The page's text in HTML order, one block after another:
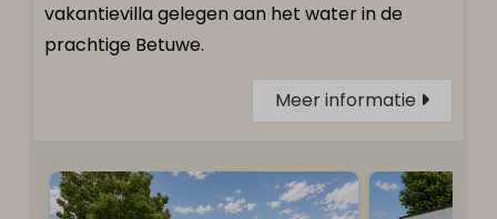
vakantievilla gelegen aan het water in de
prachtige Betuwe.
Meer informatie